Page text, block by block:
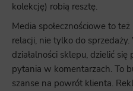
kolekcję) robią resztę.
Media społecznościowe to
relacji, nie tylko do
działalności sklepu, dzielić
pytania w komentarzach. To
szanse na powrót klienta.